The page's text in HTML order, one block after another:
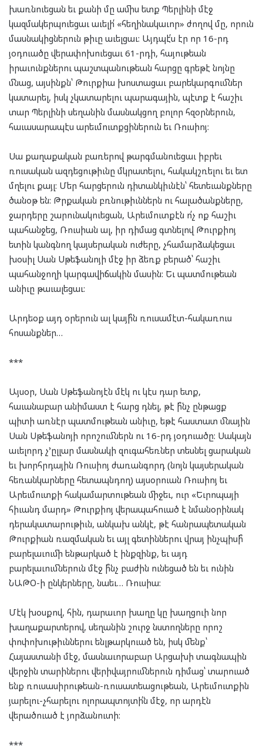
խառնուեցան եւ քանի մը ամիս ետք Պերլինի մէջ
կազմակերպուեցաւ աւելի՛ «հեղինակաւոր» ժողով մը, որուն
մասնակիցներուն թիւը աւելցաւ: Այդպէ՛ս էր որ 16-րդ
յօդուածը վերափոխուեցաւ 61-րդի, հայութեան
իրաւունքներու պաշտպանութեան հարցը գրեթէ նոյնը
մնաց, այսինքն՝ Թուրքիա խոստացաւ բարեկարգումներ
կատարել, իսկ չկատարելու պարագային, պէտք է հաշիւ
տար Պերլինի սեղանին մասնակցող բոլոր հզօրներուն,
հաւասարապէս արեւմուտքցիներուն եւ Ռուսիոյ:
Սա քաղաքական բառերով թարգմանուեցաւ իբրեւ
ռուսական ազդեցութիւնը մկրատելու, հակակշռելու եւ ետ
մղելու քայլ: Մեր հարցերուն դիտանկիւնէն՝ հետեւանքները
ծանօթ են: Թրքական բռնութիւններն ու հալածանքները,
ջարդերը շարունակուեցան, Արեւմուտքէն ո՛չ ոք հաշիւ
պահանջեց, Ռուսիան ալ, իր դիմաց գտնելով Թուրքիոյ
ետին կանգնող կայսերական ուժերը, չհամարձակեցաւ
խօսիլ Սան Սթեֆանոյի մէջ իր ձեռք բերած՝ հաշիւ
պահանջողի կարգավիճակին մասին: Եւ պատմութեան
անիւը թաւալեցաւ:
Արդեօք այդ օրերուն ալ կայի՞ն ռուսամէտ-հակառուս
հոսանքներ…
***
Այսօր, Սան Սթեֆանոյէն մէկ ու կէս դար ետք,
հաւանաբար անիմաստ է հարց դնել, թէ ի՞նչ ընթացք
պիտի առնէր պատմութեան անիւը, եթէ հաստատ մնային
Սան Սթեֆանոյի որոշումներն ու 16-րդ յօդուածը: Սակայն
աւելորդ չ’ըլլար մասնակի զուգահեռներ տեսնել ցարական
եւ խորհրդային Ռուսիոյ ժառանգորդ (նոյն կայսերական
հեռանկարները հետապնդող) այսօրուան Ռուսիոյ եւ
Արեւմուտքի հակամարտութեան միջեւ, ուր «Եւրոպայի
հիւանդ մարդ» Թուրքիոյ վերապահուած է նմանօրինակ
դերակատարութիւն, անկախ անկէ, թէ հանրապետական
Թուրքիան ռազմական եւ այլ գետիններու վրայ ինչպիսի՞
բարելաւումի ենթարկած է ինքզինք, եւ այդ
բարելաւումներուն մէջ ի՞նչ բաժին ունեցած են եւ ունին
ՆԱԹՕ-ի ընկերները, նաեւ… Ռուսիա:
Մէկ խօսքով, հին, դարաւոր խաղը կը խաղցուի նոր
խաղաքարտերով, սեղանին շուրջ նստողները որոշ
փոփոխութիւններու ենլթարկուած են, իսկ մենք՝
Հայաստանի մէջ, մասնաւորաբար Արցախի տագնապին
վերջին տարիներու վերիվայրումներուն դիմաց՝ տարուած
ենք ռուսասիրութեան-ռուսատեացութեան, Արեւմուտքին
յարելու-չհարելու ոլորապտոյտի՛ն մէջ, որ արդէն
վերածուած է յորձանուտի:
***